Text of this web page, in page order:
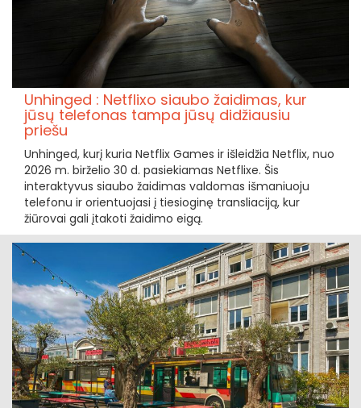
Unhinged : Netflixo siaubo žaidimas, kur
jūsų telefonas tampa jūsų didžiausiu
priešu
Unhinged, kurį kuria Netflix Games ir išleidžia Netflix, nuo
2026 m. birželio 30 d. pasiekiamas Netflixe. Šis
interaktyvus siaubo žaidimas valdomas išmaniuoju
telefonu ir orientuojasi į tiesioginę transliaciją, kur
žiūrovai gali įtakoti žaidimo eigą.